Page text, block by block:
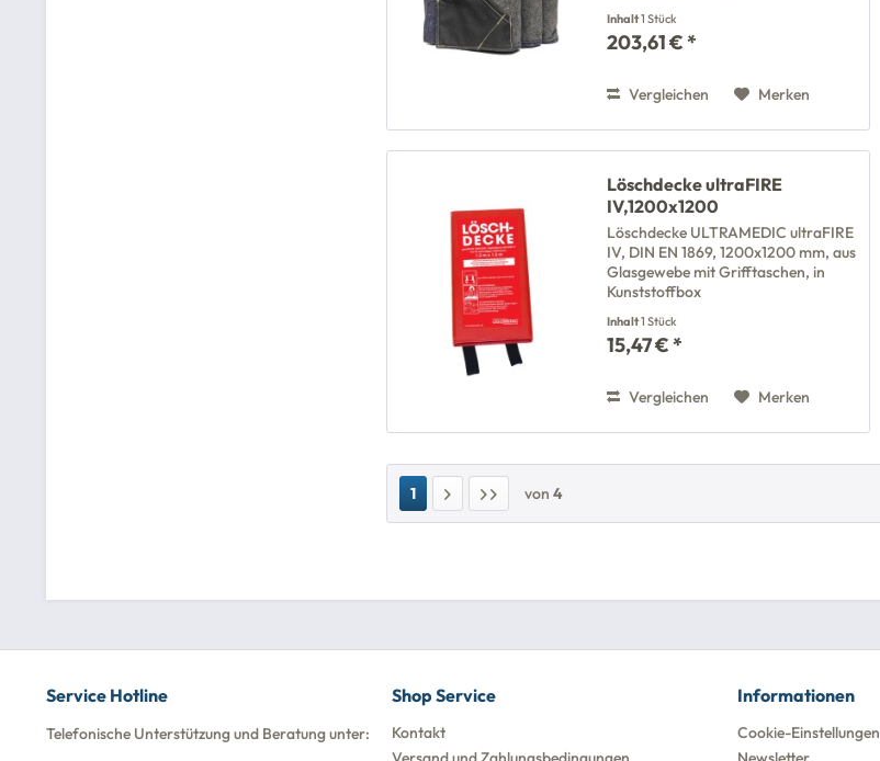
Baumwolle
Inhalt1 Stück
203,61 € *
Vergleichen Merken
Löschdecke ultraFIRE
IV,1200x1200
mm,Kunststoffbox
Löschdecke ULTRAMEDIC ultraFIRE
IV, DIN EN 1869, 1200x1200 mm, aus
Glasgewebe mit Grifftaschen, in
Kunststoffbox
Inhalt1 Stück
15,47 € *
Vergleichen Merken
1 von 4
Service Hotline
Telefonische Unterstützung und Beratung unter:
Shop Service
Kontakt
Informationen
Cookie-Einstellungen